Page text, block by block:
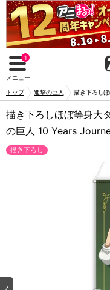
1
メニュー
トップ 進撃の巨人 描き下ろし
描き下ろしほぼ等身大
の巨人 10 Years
描き下ろし